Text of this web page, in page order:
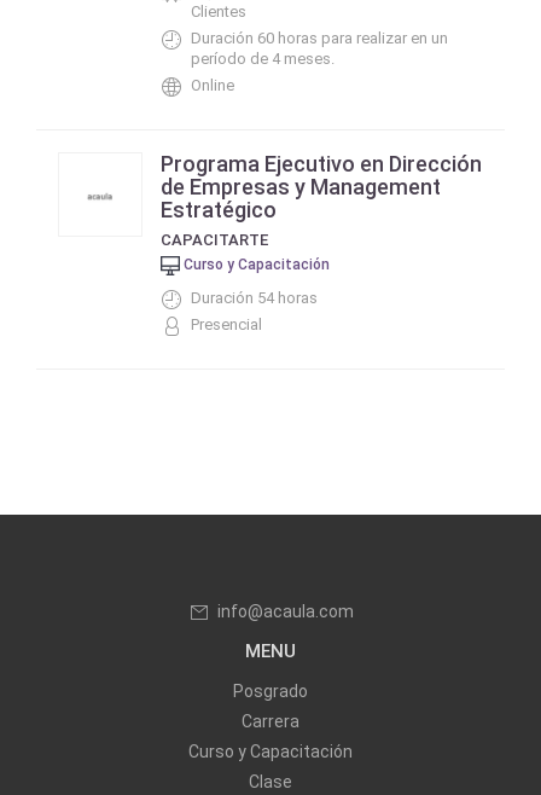
Clientes
Duración 60 horas para realizar en un
período de 4 meses.
Online
Programa Ejecutivo en Dirección
de Empresas y Management
Estratégico
CAPACITARTE
Curso y Capacitación
Duración 54 horas
Presencial
info@acaula.com
MENU
Posgrado
Carrera
Curso y Capacitación
Clase